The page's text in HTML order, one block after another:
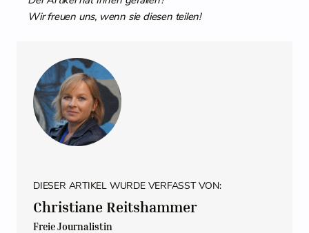
Wir freuen uns, wenn sie diesen teilen!
DIESER ARTIKEL WURDE VERFASST VON:
Christiane Reitshammer
Freie Journalistin